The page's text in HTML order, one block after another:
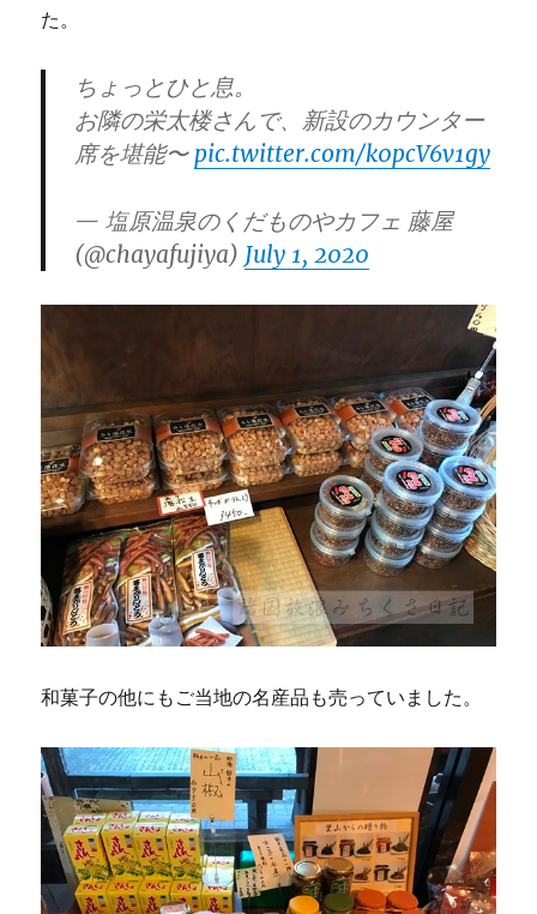
た。
ちょっとひと息。
お隣の栄太楼さんで、新設のカウンター
席を堪能〜 pic.twitter.com/k0pcV6v1gy
— 塩原温泉のくだものやカフェ 藤屋
(@chayafujiya) July 1, 2020
和菓子の他にもご当地の名産品も売っていました。